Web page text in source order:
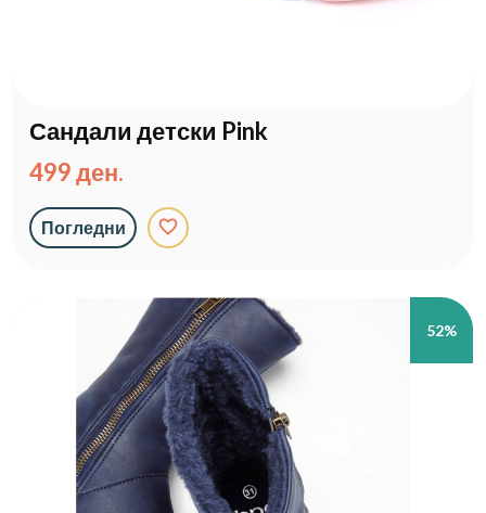
Сандали детски Pink
499 ден.
Погледни favorite_border
52%